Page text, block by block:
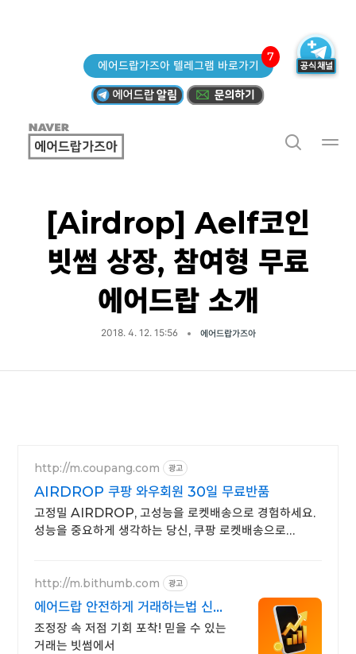
에어드랍가즈아 텔레그램 바로가기
7
[Airdrop] Aelf코인
빗썸 상장, 참여형 무료
에어드랍 소개
2018. 4. 12. 15:56 에어드랍가즈아
http://m.coupang.com 광고
AIRDROP 쿠팡 와우회원 30일 무료반품
고정밀 AIRDROP, 고성능을 로켓배송으로 경험하세요.
성능을 중요하게 생각하는 당신, 쿠팡 로켓배송으로
http://m.bithumb.com 광고
에어드랍 안전하게 거래하는법 신규
가입 시 5만원 혜택
조정장 속 저점 기회 포착! 믿을 수 있는
거래는 빗썸에서